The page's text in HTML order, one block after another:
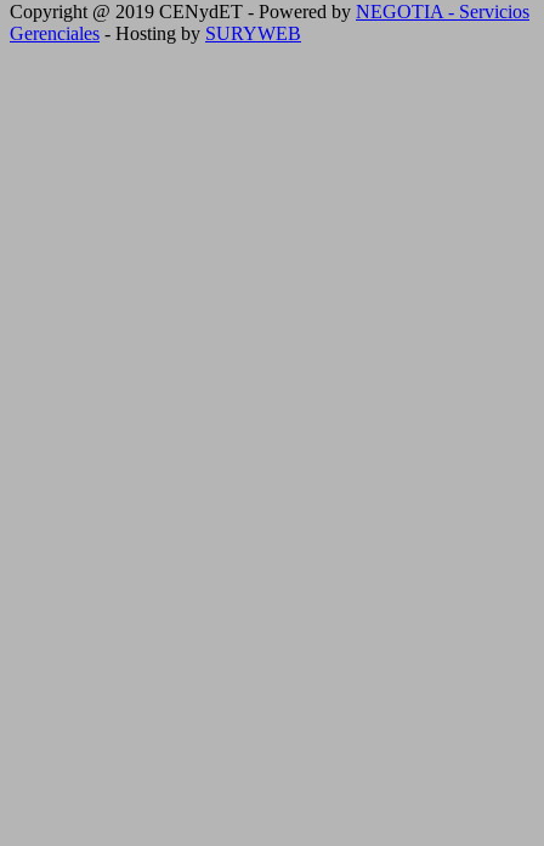
Copyright @ 2019 CENydET - Powered by NEGOTIA - Servicios
Gerenciales - Hosting by SURYWEB